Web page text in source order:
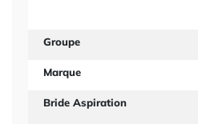
Groupe
Marque
Bride Aspiration